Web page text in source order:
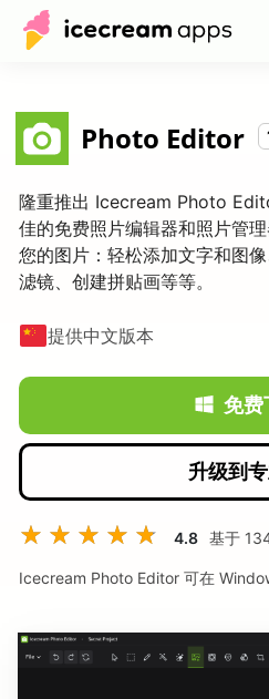
产品
Photo Editor
隆重推出 Icecream Photo
佳的免费照片编辑器和照片管
您的图片：轻松添加文字和图
滤镜、创建拼贴画等等。
提供中文版本
免费
升级到
4.8 基于
Icecream Photo Editor 可在